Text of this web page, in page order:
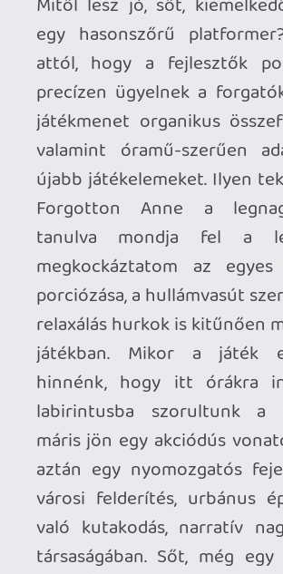
az intro után hosszú másodpercekig
észre sem vettem, hogy már a tényleges
gameplay-t látom, és mozdulnom kellene
valamerre… A játék hangszekciója is
frenetikus. A szinkronhangok hibátlanok,
a háttérben csengő-bongó muzsika
rendes nagyzenekari megoldásokkal
operál, a hangok pedig... Nos, a
hangkeverés is furcsa lehet elsőre, de
hamar meg lehet szokni. A koncepció az,
hogy pl. egy 5.1 rendszerben a karakterek
a centerből szólnak, a zenék a jobb-bal
speakerből, a működtetett gépek és
lépések hangjai pedig hátulról jönnek. Kis
beleszokással ez a hangkép még talán
jobban ad is a 2D-platformer
immerziónak. Hiszen az akció-
hangeffektek közelebb kerülnek az
emberhez így - kicsit olyan, mintha
fókuszban, azaz síkban lennénk az
eseményekkel. Egy ordas és égbekiáltó
nagy hibát viszont nem tudok elnézni a
készítőknek: nem tudom mikor
találkoztam utoljára olyan játékkal, ahol
az Xbox acsi nem öttel osztható számra
végződik. Gwáááá!